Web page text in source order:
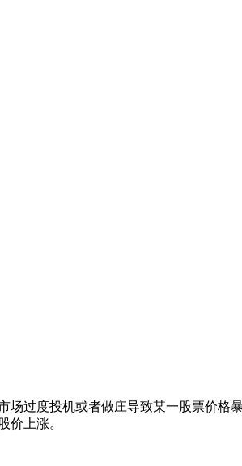
度投机或者做庄导致某一股票价格
价上涨。